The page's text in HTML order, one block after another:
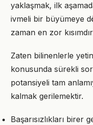
yaklaşmak, ilk
ivmeli bir büyümeye
zaman en zor
Zaten bilinenlerle
konusunda sürekli
potansiyeli tam
kalmak gerilemektir.
Başarısızlıkları birer